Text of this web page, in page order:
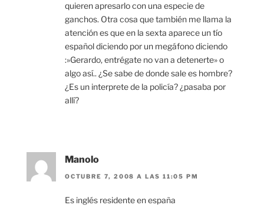
quieren apresarlo con una especie de
ganchos. Otra cosa que también me llama la
atención es que en la sexta aparece un tío
español diciendo por un megáfono diciendo
:»Gerardo, entrégate no van a detenerte» o
algo así.. ¿Se sabe de donde sale es hombre?
¿Es un interprete de la policía? ¿pasaba por
allí?
Manolo
OCTUBRE 7, 2008 A LAS 11:05 PM
Es inglés residente en españa